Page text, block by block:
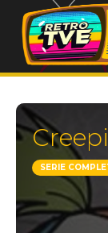
SERIE